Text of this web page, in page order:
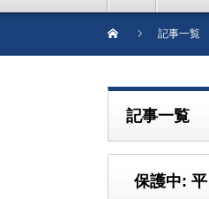
記事一覧
記事一覧
保護中: